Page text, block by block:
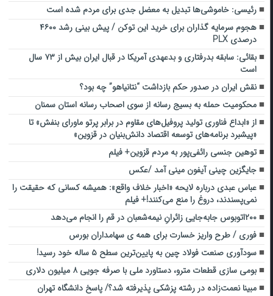
رئیسی: خاموشی‌ها تبدیل به معضل جدی برای مردم شده است
هجوم سرمایه گذاران برای خرید این توکن / پیش بینی رشد ۴۶۰۰
درصدی PLX
بقائی: سابقه بدرفتاری و بدعهدی آمریکا در قبال ایران بیش از ۷۳ سال
است
نقش ایران در صدور حکم بازداشت “نتانیاهو” چه بود؟
محکومیت حمله به بسیج رسانه از سوی اصحاب رسانه استان سمنان
از «ابداع فناوری تولید پروفیل‌های مقاوم در برابر پرتو ماورای بنفش» تا
«پیشبرد برنامه‌های توسعه اقتصاد دانش‌بنیان در قزوین»
توهین جنسی رائفی‌پور به مردم قزوین+ فیلم
جایگزین چینی آیفون مینی آمد /عکس
عباس عبدی درباره لایحه «اخبار خلاف واقع»: همیشه کسانی که حقیقت را
نمی‌پسندند، دروغ را منع می‌کنند!+ فیلم
۲۰۰اتوبوس جابه‌جایی زائرانِ نیمه‌شعبان در قم را انجام می‌دهد
فوری / طرح واریز خسارت برای همه ی سهامداران بورس
سودآوری صنعت فولاد چین به پایین‌ترین سطح ۵ ساله خود رسید!
بومی سازی قطعات مترو، دستاورد ملی با صرفه جویی ۸ میلیون دلاری
مبینا نعمت‌زاده در رشته پزشکی پذیرفته شد؟/ پاسخ دانشگاه تهران